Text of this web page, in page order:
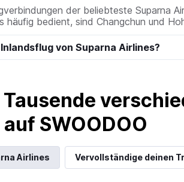
der beliebteste Suparna
häufig bedient, sind Changchun und
von Suparna Airlines?
SWOODOO
Airlines Vervollständige deinen